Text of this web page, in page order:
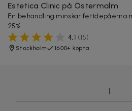
Estetica Clinic på Östermalm
En behandling minskar fettdepåerna
25%
4,1 (15)
Stockholm 1600+ köpta